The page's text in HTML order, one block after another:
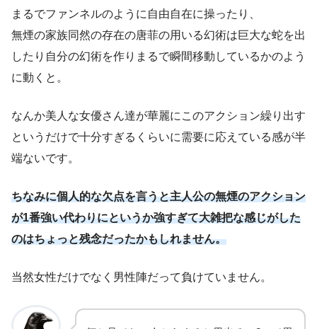
まるでファンネルのように自由自在に操ったり、
無煙の家族同然の存在の唐菲の用いる幻術は巨大な蛇を出
したり自分の幻術を作りまるで瞬間移動しているかのよう
に動くと。
なんか美人な女優さん達が華麗にこのアクション繰り出す
というだけで十分すぎるくらいに需要に応えている感が半
端ないです。
ちなみに個人的な欠点を言うと主人公の無煙のアクション
が1番強い代わりにというか強すぎて大雑把な感じがした
のはちょっと残念だったかもしれません。
当然女性だけでなく男性陣だって負けていません。